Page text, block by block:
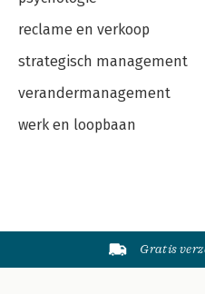
reclame en verkoop
strategisch management
verandermanagement
werk en loopbaan
Gratis